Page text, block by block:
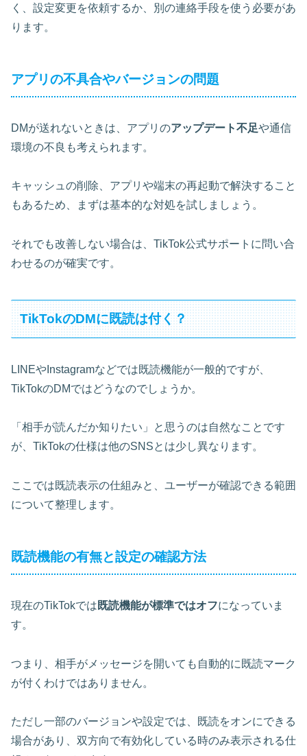
く、設定変更を依頼するか、別の連絡手段を使う必要があ
ります。
アプリの不具合やバージョンの問題
DMが送れないときは、アプリのアップデート不足や通信
環境の不良も考えられます。
キャッシュの削除、アプリや端末の再起動で解決すること
もあるため、まずは基本的な対処を試しましょう。
それでも改善しない場合は、TikTok公式サポートに問い合
わせるのが確実です。
TikTokのDMに既読は付く？
LINEやInstagramなどでは既読機能が一般的ですが、
TikTokのDMではどうなのでしょうか。
「相手が読んだか知りたい」と思うのは自然なことです
が、TikTokの仕様は他のSNSとは少し異なります。
ここでは既読表示の仕組みと、ユーザーが確認できる範囲
について整理します。
既読機能の有無と設定の確認方法
現在のTikTokでは 既読機能が標準ではオフになっていま
す。
つまり、相手がメッセージを開いても自動的に既読マーク
が付くわけではありません。
ただし一部のバージョンや設定では、既読をオンにできる
場合があり、双方向で有効化している時のみ表示される仕